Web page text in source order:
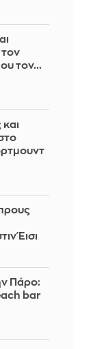
τον...
Έισι
Πάρο:
bar